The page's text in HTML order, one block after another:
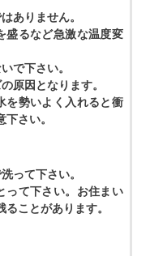
ありません。
盛るなど急激な温度変
で下さい。
原因となります。
を勢いよく入れると衝
さい。
って下さい。
て下さい。 お住まい
ことがあります。